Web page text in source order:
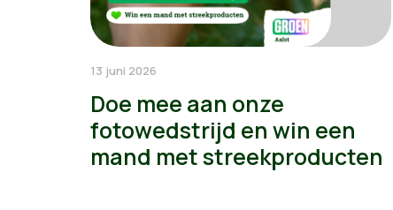
13 juni 2026
Doe mee aan onze
fotowedstrijd en win een
mand met streekproducten